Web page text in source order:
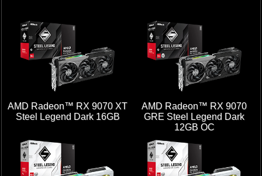
AMD Radeon™ RX 9070 XT
Steel Legend Dark 16GB
AMD Radeon™ RX 9070
GRE Steel Legend Dark
12GB OC